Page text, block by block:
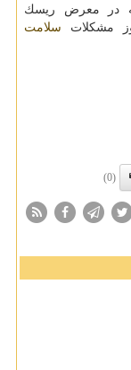
كه در معرض ریسك
مشكلات سلامت
(0)